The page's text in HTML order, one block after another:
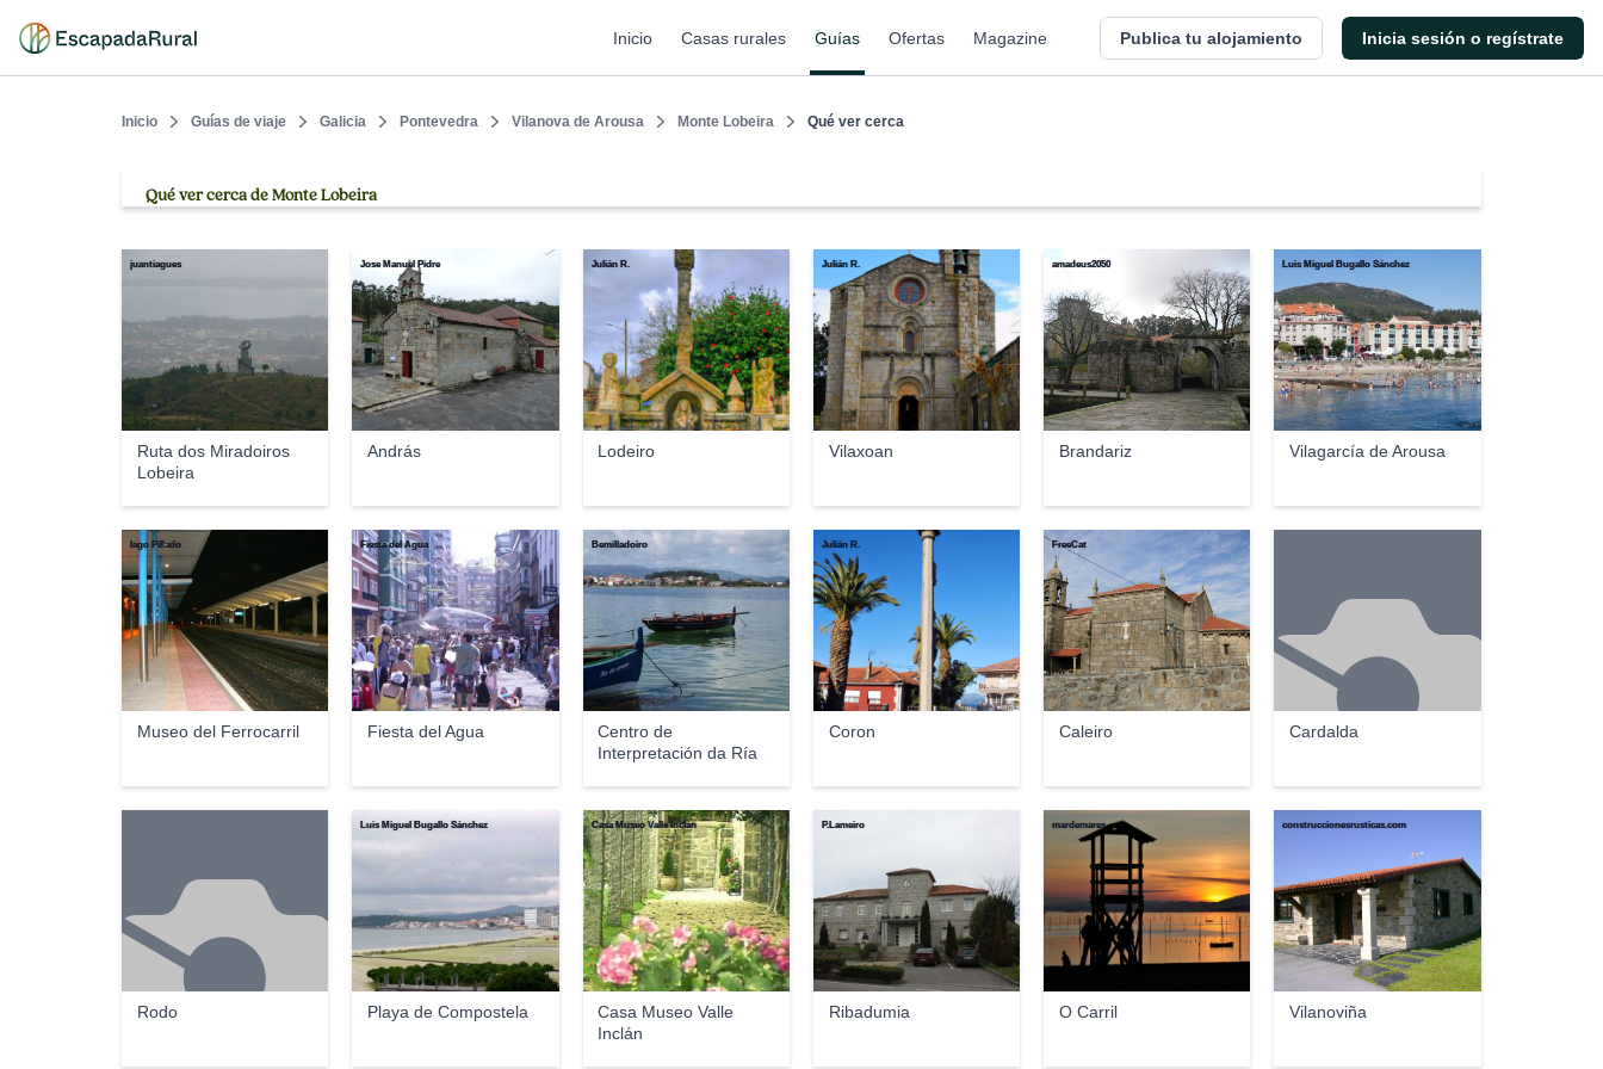
Inicio Casas rurales Guías Ofertas Magazine Publica tu alojamiento Inicia sesión o regístrate
Inicio Guías de viaje Galicia Pontevedra Vilanova de Arousa Monte Lobeira Qué ver cerca
Qué ver cerca de Monte Lobeira
Ruta dos Miradoiros
Lobeira
juantiagues
András
Jose Manuel Pidre
Lodeiro
Julián R.
Vilaxoan
Julián R.
Brandariz
amadeus2050
Vilagarcía de Arousa
Luis Miguel Bugallo Sánchez
Museo del Ferrocarril
Iago Pillado
Fiesta del Agua
Fiesta del Agua
Centro de
Interpretación da Ría
Bemilladoiro
Coron
Julián R.
Caleiro
FreeCat
Cardalda
Rodo Playa de Compostela
Luis Miguel Bugallo Sánchez
Casa Museo Valle
Inclán
Casa Museo Valle Inclán
Ribadumia
P.Lameiro
O Carril
mardemares
Vilanoviña
construccionesrusticas.com